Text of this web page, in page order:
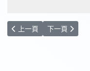
上一篇文章: 2025「全球
上一頁 下一篇文章:
下一頁